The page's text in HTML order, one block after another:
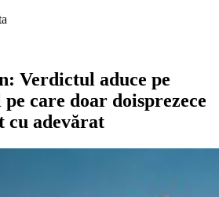
Verdictul aduce pe
care doar doisprezece
cu adevărat